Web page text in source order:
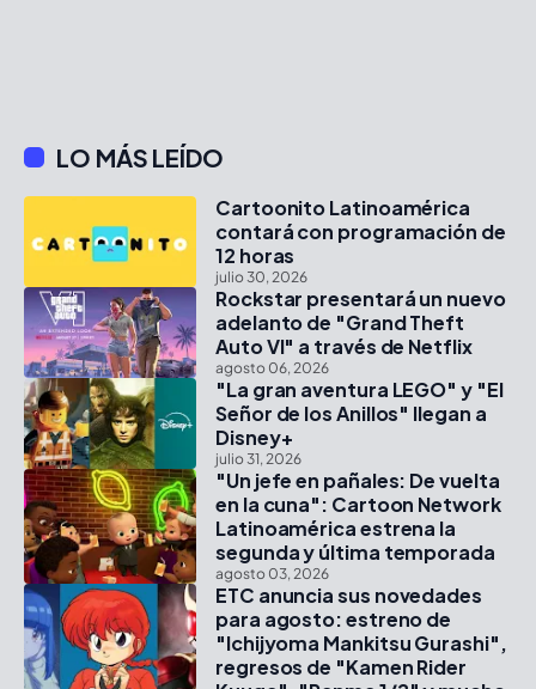
LO MÁS LEÍDO
Cartoonito Latinoamérica
contará con programación de
12 horas
julio 30, 2026
Rockstar presentará un nuevo
adelanto de "Grand Theft
Auto VI" a través de Netflix
agosto 06, 2026
"La gran aventura LEGO" y "El
Señor de los Anillos" llegan a
Disney+
julio 31, 2026
"Un jefe en pañales: De vuelta
en la cuna": Cartoon Network
Latinoamérica estrena la
segunda y última temporada
agosto 03, 2026
ETC anuncia sus novedades
para agosto: estreno de
"Ichijyoma Mankitsu Gurashi",
regresos de "Kamen Rider